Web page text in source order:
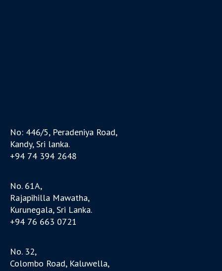
No: 446/5, Peradeniya Road,
Kandy, Sri lanka.
+94 74 394 2648
No. 61A,
Rajapihilla Mawatha,
Kurunegala, Sri Lanka.
+94 76 663 0721
No. 32,
Colombo Road, Kaluwella,